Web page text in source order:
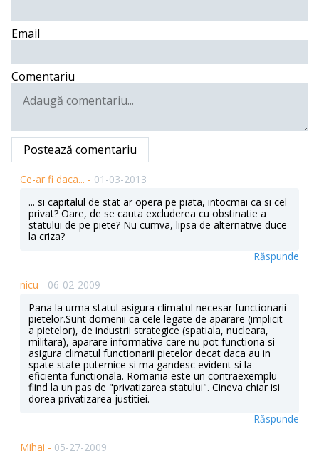
Email
Comentariu
Postează comentariu
Ce-ar fi daca... - 01-03-2013
... si capitalul de stat ar opera pe piata, intocmai ca si cel
privat? Oare, de se cauta excluderea cu obstinatie a
statului de pe piete? Nu cumva, lipsa de alternative duce
la criza?
Răspunde
nicu - 06-02-2009
Pana la urma statul asigura climatul necesar functionarii
pietelor.Sunt domenii ca cele legate de aparare (implicit
a pietelor), de industrii strategice (spatiala, nucleara,
militara), aparare informativa care nu pot functiona si
asigura climatul functionarii pietelor decat daca au in
spate state puternice si ma gandesc evident si la
eficienta functionala. Romania este un contraexemplu
fiind la un pas de "privatizarea statului". Cineva chiar isi
dorea privatizarea justitiei.
Răspunde
Mihai - 05-27-2009